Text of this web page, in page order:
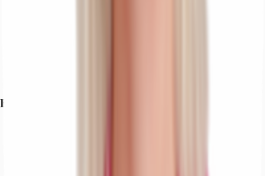
Exposé herunterladen